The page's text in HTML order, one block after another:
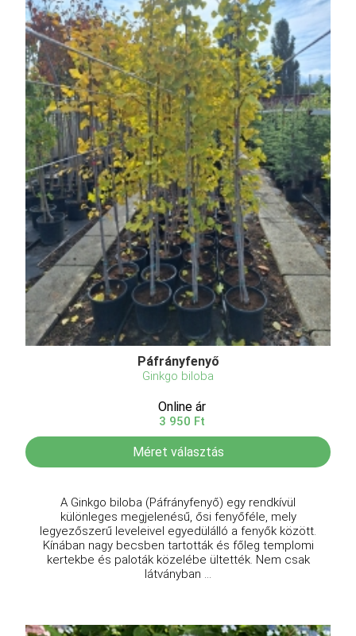
Páfrányfenyő
Ginkgo biloba
Online ár
3 950 Ft
Méret választás
A Ginkgo biloba (Páfrányfenyő) egy rendkívül
különleges megjelenésű, ősi fenyőféle, mely
legyezőszerű leveleivel egyedülálló a fenyők között.
Kínában nagy becsben tartották és főleg templomi
kertekbe és paloták közelébe ültették. Nem csak
látványban ...